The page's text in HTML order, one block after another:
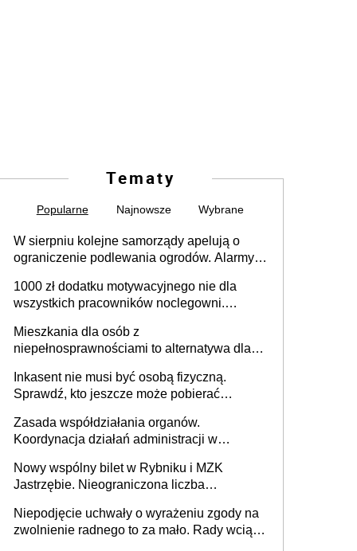
Tematy
Popularne Najnowsze Wybrane
W sierpniu kolejne samorządy apelują o
ograniczenie podlewania ogrodów. Alarmy w
może objąć cały kraj
1000 zł dodatku motywacyjnego nie dla
wszystkich pracowników noclegowni.
Mieszkania dla osób z
niepełnosprawnościami to alternatywa dla
samodzielnie lub z rodziną
Inkasent nie musi być osobą fizyczną.
Sprawdź, kto jeszcze może pobierać
Zasada współdziałania organów.
Koordynacja działań administracji w
Nowy wspólny bilet w Rybniku i MZK
Jastrzębie. Nieograniczona liczba
Niepodjęcie uchwały o wyrażeniu zgody na
zwolnienie radnego to za mało. Rady wciąż